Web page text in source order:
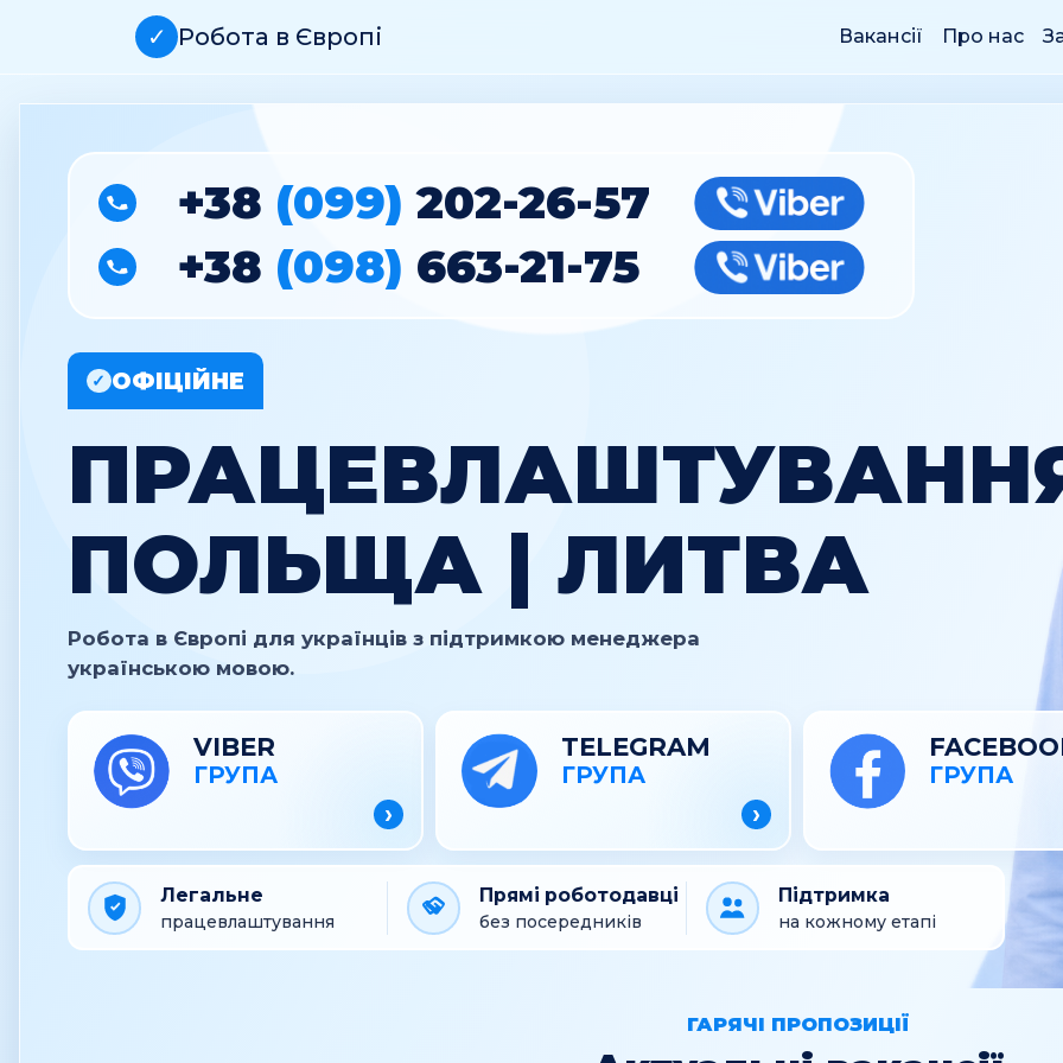
✓ Робота в Європі Вакансії Про нас
+38 (099) 202-26-57 Viber
+38 (098) 663-21-75 Viber
✓ ОФІЦІЙНЕ
ПОЛЬЩА | ЛИТВА
Робота в Європі для українців з підтримкою менеджера
українською мовою.
VIBER
ГРУПА
›
TELEGRAM
ГРУПА
›
ГРУПА
Легальне
працевлаштування
Прямі роботодавці
без посередників
Підтримка
на кожному етапі
ГАРЯЧІ ПРОПОЗИЦІЇ